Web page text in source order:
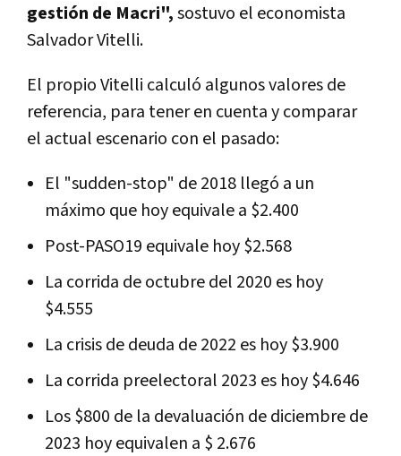
gestión de Macri",sostuvo el economista
Salvador Vitelli.
El propio Vitelli calculó algunos valores de
referencia, para tener en cuenta y comparar
el actual escenario con el pasado:
El "sudden-stop" de 2018 llegó a un
máximo que hoy equivale a $2.400
Post-PASO19 equivale hoy $2.568
La corrida de octubre del 2020 es hoy
$4.555
La crisis de deuda de 2022 es hoy $3.900
La corrida preelectoral 2023 es hoy $4.646
Los $800 de la devaluación de diciembre de
2023 hoy equivalen a $ 2.676